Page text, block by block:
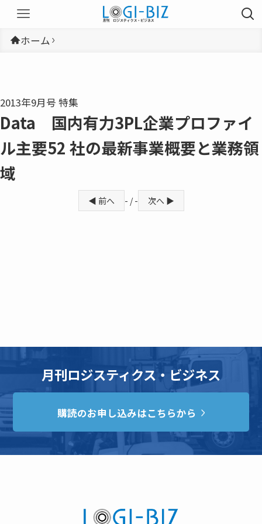
ホーム
2013年9月号 特集
Data 国内有力3PL企業プロファイ
ル主要52 社の最新事業概要と業務領
域
◀ 前へ - / - 次へ ▶
月刊ロジスティクス・ビジネス
購読のお申し込みはこちらから